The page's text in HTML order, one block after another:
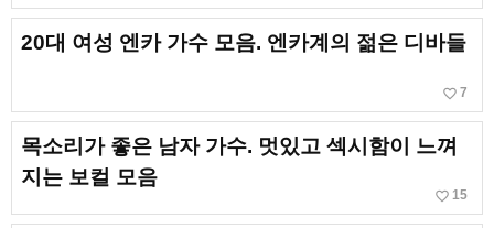
20대 여성 엔카 가수 모음. 엔카계의 젊은 디바들
favorite_border 7
목소리가 좋은 남자 가수. 멋있고 섹시함이 느껴
지는 보컬 모음
favorite_border 15